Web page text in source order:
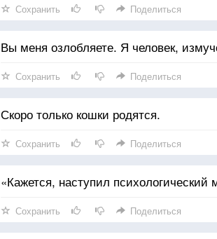
Сохранить Поделиться
Вы меня озлобляете. Я человек,
Сохранить Поделиться
Скоро только кошки родятся.
Сохранить Поделиться
«Кажется, наступил
Сохранить Поделиться